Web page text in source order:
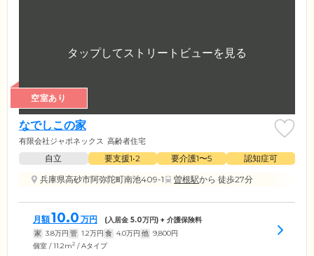
空室あり
なでしこの家
有限会社ジャポネックス 高齢者住宅
自立 要支援1•2 要介護1〜5
認知症可
兵庫県高砂市阿弥陀町南池409-1
曽根駅から 徒歩27分
月額10.0 万円 (入居金 5.0万円) + 介護保険料
家 3.8万円 管 1.2万円 食 4.0万円 他 9,800円
個室 / 11.2m2 / Aタイプ